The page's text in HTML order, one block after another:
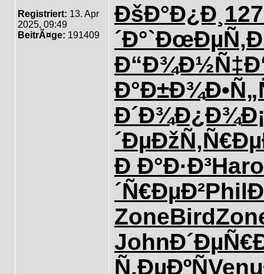
Registriert: 13. Apr
2025, 09:49
BeitrÃ¤ge: 191409
ÐšÐ°Ð¿Ð¸
´Ð°`ÐœÐµÑ‚
Ð“Ð¾Ð½Ñ‡
Ð°Ð±Ð¾
Ð´Ð¾Ð¿Ð¾
´ÐµÐžÑ‚Ñ€Ðµ
Ð Ð°Ð·Ð³Haro
´Ñ€ÐµÐ²Phil
ZoneBird
John
Ñ‚ÐµÐºÑVenu